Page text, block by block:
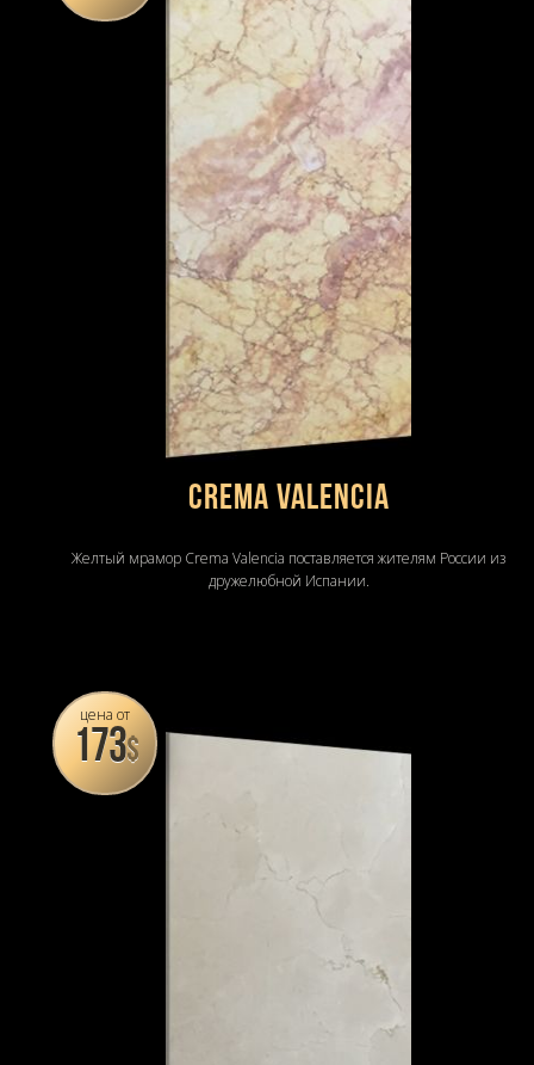
Crema Valencia
Желтый мрамор Crema Valencia поставляется жителям России из
дружелюбной Испании.
цена от
173$